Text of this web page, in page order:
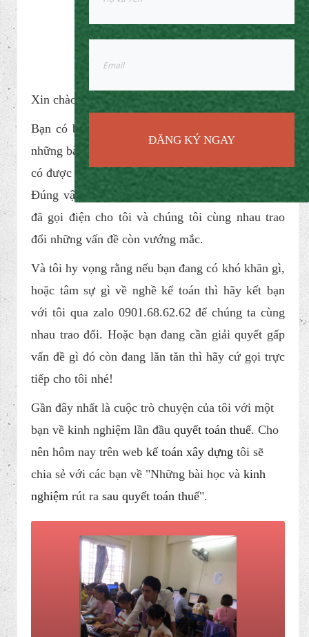
Xin chào các bạn!
Bạn có biết không, thông qua những bức thư và
những bài viết hàng ngày mà tôi chia sẻ, thì tôi đã
có được rất nhiều người bạn thực tế ngoài đời đó.
Đúng vậy đấy các bạn à, có rất nhiều người bạn
đã gọi điện cho tôi và chúng tôi cùng nhau trao
đổi những vấn đề còn vướng mắc.
Và tôi hy vọng rằng nếu bạn đang có khó khăn gì,
hoặc tâm sự gì về nghề kế toán thì hãy kết bạn
với tôi qua zalo 0901.68.62.62 để chúng ta cùng
nhau trao đổi. Hoặc bạn đang cần giải quyết gấp
vấn đề gì đó còn đang lăn tăn thì hãy cứ gọi trực
tiếp cho tôi nhé!
Gần đây nhất là cuộc trò chuyện của tôi với một
bạn về kinh nghiệm lần đầu quyết toán thuế. Cho
nên hôm nay trên web kế toán xây d ựng tôi sẽ
chia sẻ với các bạn về "Những bài học và kinh
nghiệm rút ra sa u quyết toán thuế".
ĐĂNG KÝ NGAY